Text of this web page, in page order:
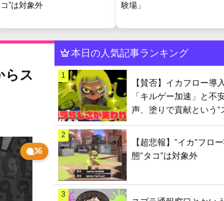
コ”は対象外
験場」
らス
36
本日の人気記事ランキング
1
【賛否】イカフロー導
「キルゲー加速」と不
声、塗りで貢献という”
らしさ”は失われてしま
2
【超悲報】”イカ”フロ
態”タコ”は対象外
3